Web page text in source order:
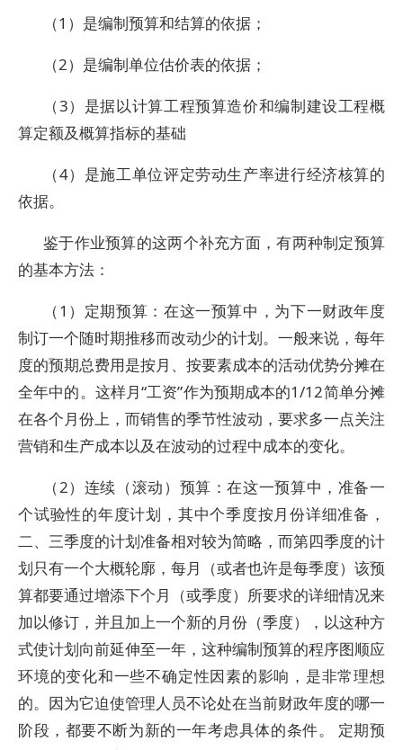
（1）是编制预算和结算的依据；
（2）是编制单位估价表的依据；
（3）是据以计算工程预算造价和编制建设工程概
算定额及概算指标的基础
（4）是施工单位评定劳动生产率进行经济核算的
依据。
鉴于作业预算的这两个补充方面，有两种制定预算
的基本方法：
（1）定期预算：在这一预算中，为下一财政年度
制订一个随时期推移而改动少的计划。一般来说，每年
度的预期总费用是按月、按要素成本的活动优势分摊在
全年中的。这样月“工资”作为预期成本的1/12简单分摊
在各个月份上，而销售的季节性波动，要求多一点关注
营销和生产成本以及在波动的过程中成本的变化。
（2）连续（滚动）预算：在这一预算中，准备一
个试验性的年度计划，其中个季度按月份详细准备，
二、三季度的计划准备相对较为简略，而第四季度的计
划只有一个大概轮廓，每月（或者也许是每季度）该预
算都要通过增添下个月（或季度）所要求的详细情况来
加以修订，并且加上一个新的月份（季度），以这种方
式使计划向前延伸至一年，这种编制预算的程序图顺应
环境的变化和一些不确定性因素的影响，是非常理想
的。因为它迫使管理人员不论处在当前财政年度的哪一
阶段，都要不断为新的一年考虑具体的条件。 定期预